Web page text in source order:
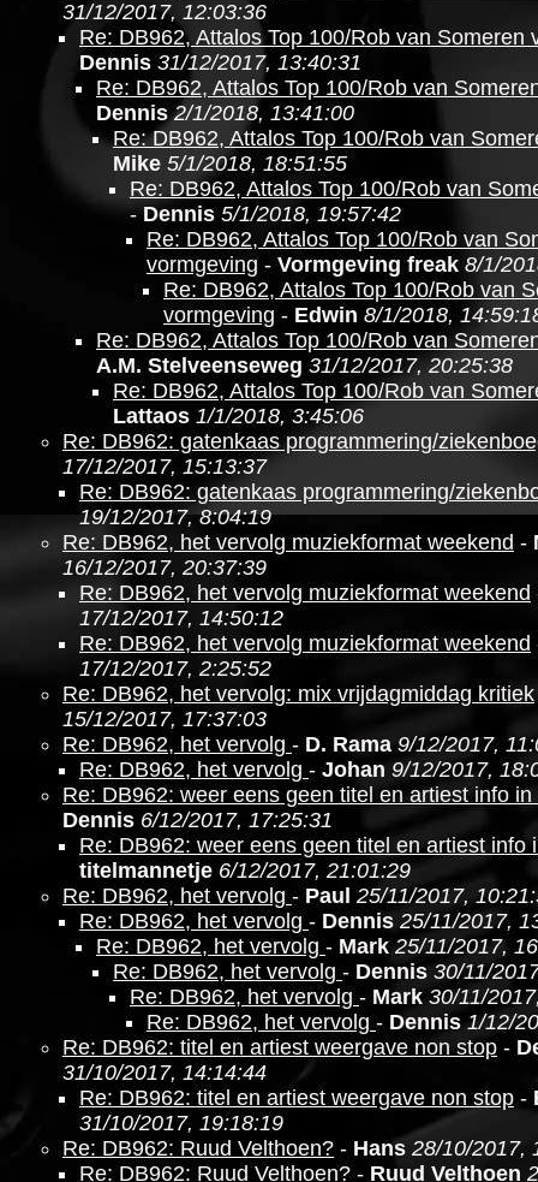
31/12/2017, 12:03:36
Re: DB962, Attalos Top 100/Rob van Someren
Dennis 31/12/2017, 13:40:31
Re: DB962, Attalos Top 100/Rob van
Dennis 2/1/2018, 13:41:00
Re: DB962, Attalos Top 100/Rob van
Mike 5/1/2018, 18:51:55
Re: DB962, Attalos Top 100/Rob van
- Dennis 5/1/2018, 19:57:42
Re: DB962, Attalos Top 100/Rob van
vormgeving - Vormgeving freak 8/1/
Re: DB962, Attalos Top 100/Rob van
vormgeving - Edwin 8/1/2018,
Re: DB962, Attalos Top 100/Rob van
A.M. Stelveenseweg 31/12/2017, 20:25:38
Re: DB962, Attalos Top 100/Rob van
Lattaos 1/1/2018, 3:45:06
Re: DB962: gatenkaas programmering/
17/12/2017, 15:13:37
Re: DB962: gatenkaas programmering/
19/12/2017, 8:04:19
Re: DB962, het vervolg muziekformat weekend -
16/12/2017, 20:37:39
Re: DB962, het vervolg muziekformat weekend
17/12/2017, 14:50:12
Re: DB962, het vervolg muziekformat weekend
17/12/2017, 2:25:52
Re: DB962, het vervolg: mix vrijdagmiddag kritiek
15/12/2017, 17:37:03
Re: DB962, het vervolg - D. Rama 9/12/2017,
Re: DB962, het vervolg - Johan 9/12/2017,
Re: DB962: weer eens geen titel en artiest info
Dennis 6/12/2017, 17:25:31
Re: DB962: weer eens geen titel en artiest info
titelmannetje 6/12/2017, 21:01:29
Re: DB962, het vervolg - Paul 25/11/2017,
Re: DB962, het vervolg - Dennis 25/11/2017,
Re: DB962, het vervolg - Mark 25/11/2017,
Re: DB962, het vervolg - Dennis 30/11/
Re: DB962, het vervolg - Mark 30/11/
Re: DB962, het vervolg - Dennis 1/12/
Re: DB962: titel en artiest weergave non stop -
31/10/2017, 14:14:44
Re: DB962: titel en artiest weergave non stop -
31/10/2017, 19:18:19
Re: DB962: Ruud Velthoen? - Hans 28/10/2017,
Re: DB962: Ruud Velthoen? - Ruud Velthoen